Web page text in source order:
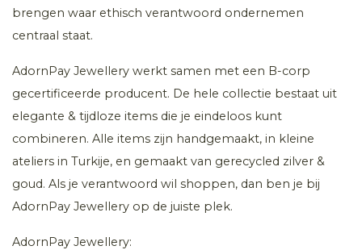
brengen waar ethisch verantwoord ondernemen
centraal staat.
AdornPay Jewellery werkt samen met een B-corp
gecertificeerde producent. De hele collectie bestaat uit
elegante & tijdloze items die je eindeloos kunt
combineren. Alle items zijn handgemaakt, in kleine
ateliers in Turkije, en gemaakt van gerecycled zilver &
goud. Als je verantwoord wil shoppen, dan ben je bij
AdornPay Jewellery op de juiste plek.
AdornPay Jewellery: